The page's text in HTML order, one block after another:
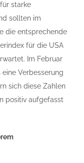
starke
sollten im
die entsprechende
für die USA
Im Februar
Verbesserung
sich diese Zahlen
positiv aufgefasst